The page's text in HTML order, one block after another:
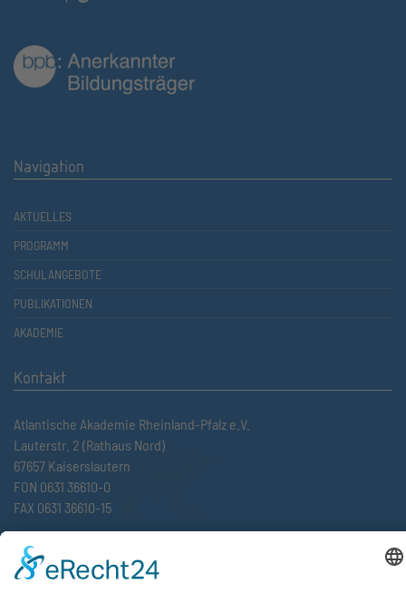
Navigation
AKTUELLES
PROGRAMM
SCHULANGEBOTE
PUBLIKATIONEN
AKADEMIE
Kontakt
Atlantische Akademie Rheinland-Pfalz e.V.
Lauterstr. 2 (Rathaus Nord)
67657 Kaiserslautern
FON 0631 36610-0
FAX 0631 36610-15